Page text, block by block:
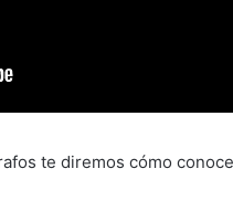
te diremos cómo